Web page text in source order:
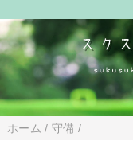
ホーム / 守備 /